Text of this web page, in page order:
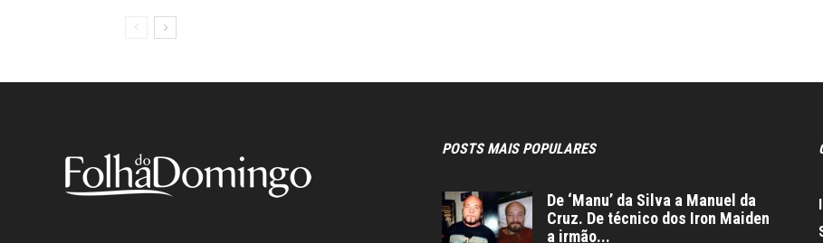
POSTS MAIS POPULARES
De ‘Manu’ da Silva a Manuel da
Cruz. De técnico dos Iron Maiden
a irmão...